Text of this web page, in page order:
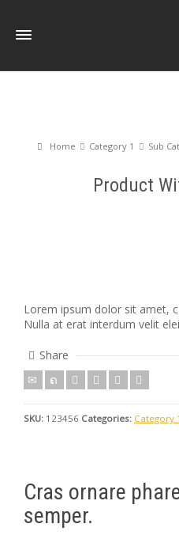
Home Category 1 Sub
Product
Lorem ipsum dolor sit amet,
Nulla at erat interdum velit
Share
SKU: 123456 Categories: Category 1
Cras ornare
semper.